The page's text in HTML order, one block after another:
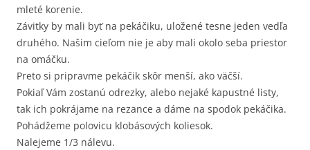
mleté korenie.
Závitky by mali byť na pekáčiku, uložené tesne jeden vedľa
druhého. Našim cieľom nie je aby mali okolo seba priestor
na omáčku.
Preto si pripravme pekáčik skôr menší, ako väčší.
Pokiaľ Vám zostanú odrezky, alebo nejaké kapustné listy,
tak ich pokrájame na rezance a dáme na spodok pekáčika.
Pohádžeme polovicu klobásových koliesok.
Nalejeme 1/3 nálevu.